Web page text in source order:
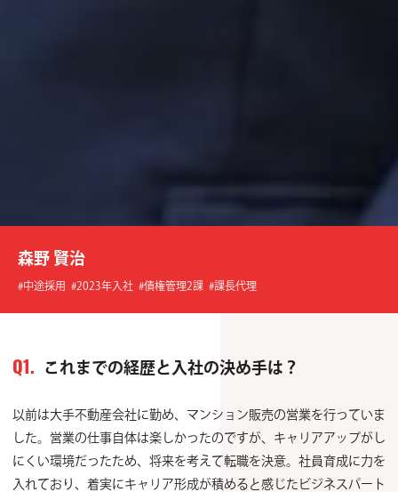
森野 賢治
#中途採用 #2023年入社 #債権管理2課 #課長代理
Q1. これまでの経歴と入社の決め手は？
以前は大手不動産会社に勤め、マンション販売の営業を行っていま
した。営業の仕事自体は楽しかったのですが、キャリアアップがし
にくい環境だったため、将来を考えて転職を決意。社員育成に力を
入れており、着実にキャリア形成が積めると感じたビジネスパート